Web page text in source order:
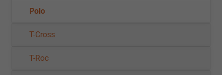
Polo
T-Cross
T-Roc